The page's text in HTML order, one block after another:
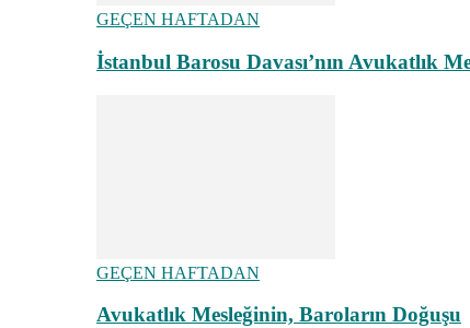
GEÇEN HAFTADAN
İstanbul Barosu Davası’nın Avukatlık
GEÇEN HAFTADAN
Avukatlık Mesleğinin, Baroların Doğuşu